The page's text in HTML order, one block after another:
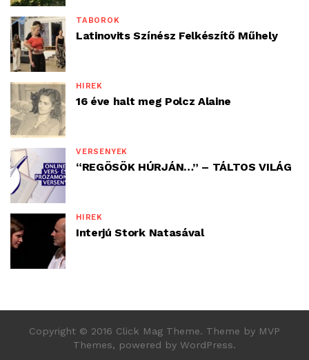
TÁBOROK
Latinovits Színész Felkészítő Műhely
HÍREK
16 éve halt meg Polcz Alaine
VERSENYEK
“REGÖSÖK HÚRJÁN…” – TÁLTOS VILÁG
HÍREK
Interjú Stork Natasával
Copyright © 2016 Click Mag Theme. Theme by MVP
Themes, powered by WordPress.